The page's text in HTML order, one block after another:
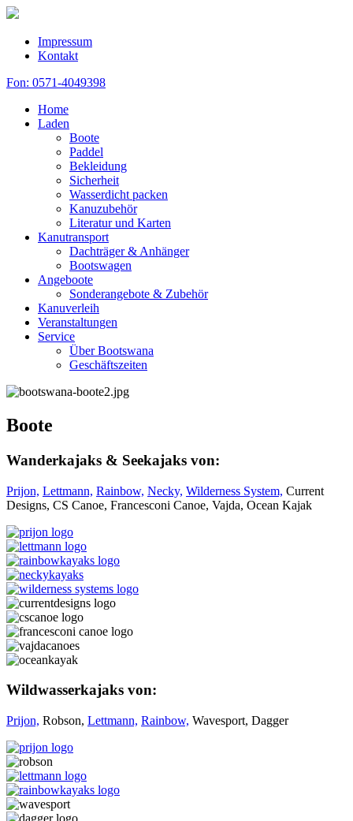
Impressum
Kontakt
Fon: 0571-4049398
Home
Laden
Boote
Paddel
Bekleidung
Sicherheit
Wasserdicht packen
Kanuzubehör
Literatur und Karten
Kanutransport
Dachträger & Anhänger
Bootswagen
Angeboote
Sonderangebote & Zubehör
Kanuverleih
Veranstaltungen
Service
Über Bootswana
Geschäftszeiten
Boote
Wanderkajaks & Seekajaks von:
Prijon, Lettmann, Rainbow, Necky, Wilderness System, Current
Designs, CS Canoe, Francesconi Canoe, Vajda, Ocean Kajak
Wildwasserkajaks von:
Prijon, Robson, Lettmann, Rainbow, Wavesport, Dagger